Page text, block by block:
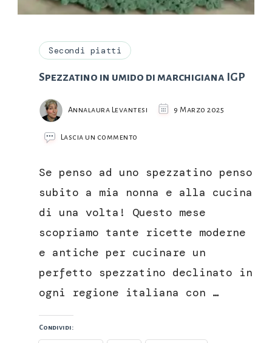
Secondi piatti
Spezzatino in umido di marchigiana IGP
Annalaura Levantesi 9 Marzo 2025
Lascia un commento
umido
IGP
Se penso ad uno spezzatino penso
subito a mia nonna e alla cucina
di una volta! Questo mese
scopriamo tante ricette moderne
e antiche per cucinare un
perfetto spezzatino declinato in
ogni regione italiana con …
Condividi: